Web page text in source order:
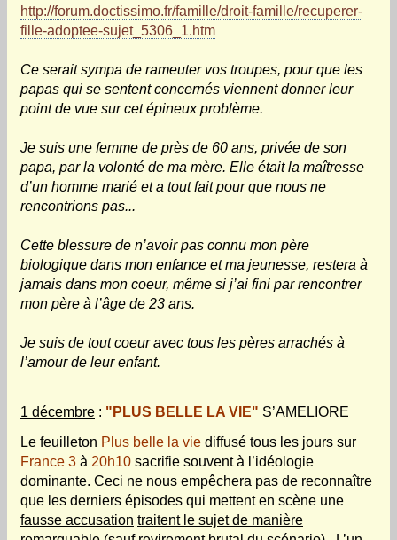
http://forum.doctissimo.fr/famille/droit-famille/recuperer-
fille-adoptee-sujet_5306_1.htm
Ce serait sympa de rameuter vos troupes, pour que les
papas qui se sentent concernés viennent donner leur
point de vue sur cet épineux problème.
Je suis une femme de près de 60 ans, privée de son
papa, par la volonté de ma mère. Elle était la maîtresse
d’un homme marié et a tout fait pour que nous ne
rencontrions pas...
Cette blessure de n’avoir pas connu mon père
biologique dans mon enfance et ma jeunesse, restera à
jamais dans mon coeur, même si j’ai fini par rencontrer
mon père à l’âge de 23 ans.
Je suis de tout coeur avec tous les pères arrachés à
l’amour de leur enfant.
1 décembre : "PLUS BELLE LA VIE" S’AMELIORE
Le feuilleton Plus belle la vie diffusé tous les jours sur
France 3 à 20h10 sacrifie souvent à l’idéologie
dominante. Ceci ne nous empêchera pas de reconnaître
que les derniers épisodes qui mettent en scène une
fausse accusation traitent le sujet de manière